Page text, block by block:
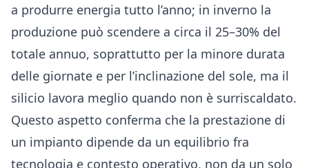
a produrre energia tutto l’anno; in inverno la
produzione può scendere a circa il 25–30% del
totale annuo, soprattutto per la minore durata
delle giornate e per l’inclinazione del sole, ma il
silicio lavora meglio quando non è surriscaldato.
Questo aspetto conferma che la prestazione di
un impianto dipende da un equilibrio fra
tecnologia e contesto operativo, non da un solo